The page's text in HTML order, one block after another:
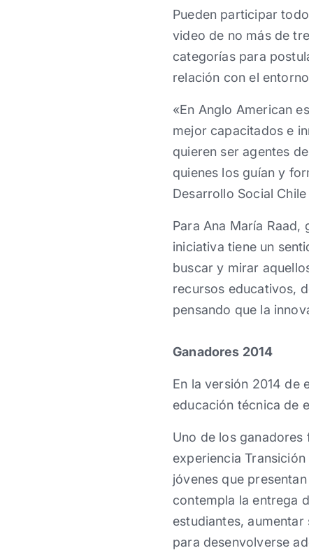
Pueden participar
video de no más de
categorías para
relación con el
«En Anglo American
mejor capacitados e
quieren ser agentes
quienes los guían y
Desarrollo Social
Para Ana María Raad,
iniciativa tiene un
buscar y mirar
recursos educativos,
pensando que la
Ganadores 2014
En la versión 2014 de
educación técnica de
Uno de los ganadores
experiencia
jóvenes que
contempla la entrega
estudiantes,
para desenvolverse